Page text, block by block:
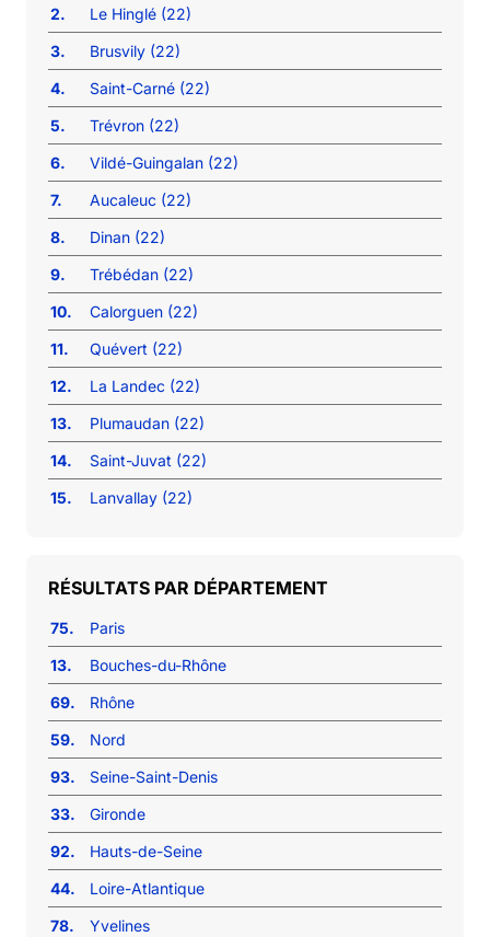
2.
Le Hinglé (22)
3.
Brusvily (22)
4.
Saint-Carné (22)
5.
Trévron (22)
6.
Vildé-Guingalan (22)
7.
Aucaleuc (22)
8.
Dinan (22)
9.
Trébédan (22)
10.
Calorguen (22)
11.
Quévert (22)
12.
La Landec (22)
13.
Plumaudan (22)
14.
Saint-Juvat (22)
15.
Lanvallay (22)
RÉSULTATS PAR DÉPARTEMENT
75.
Paris
13.
Bouches-du-Rhône
69.
Rhône
59.
Nord
93.
Seine-Saint-Denis
33.
Gironde
92.
Hauts-de-Seine
44.
Loire-Atlantique
78.
Yvelines